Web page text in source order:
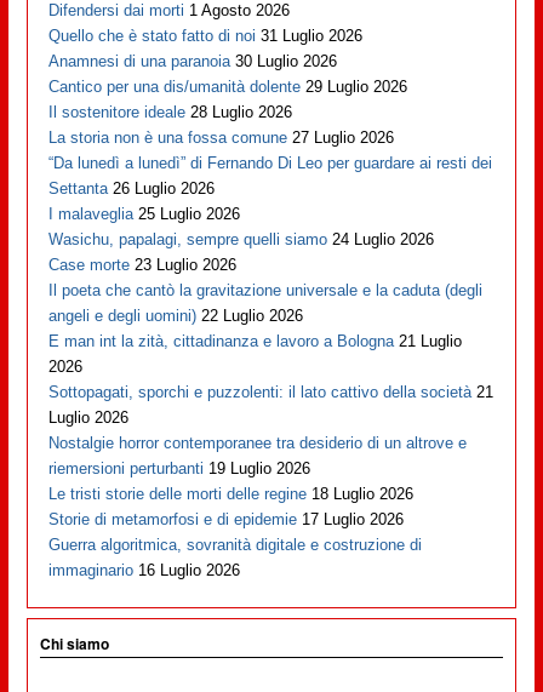
Difendersi dai morti 1 Agosto 2026
Quello che è stato fatto di noi 31 Luglio 2026
Anamnesi di una paranoia 30 Luglio 2026
Cantico per una dis/umanità dolente 29 Luglio 2026
Il sostenitore ideale 28 Luglio 2026
La storia non è una fossa comune 27 Luglio 2026
“Da lunedì a lunedì” di Fernando Di Leo per guardare ai resti dei
Settanta 26 Luglio 2026
I malaveglia 25 Luglio 2026
Wasichu, papalagi, sempre quelli siamo 24 Luglio 2026
Case morte 23 Luglio 2026
Il poeta che cantò la gravitazione universale e la caduta (degli
angeli e degli uomini) 22 Luglio 2026
E man int la zità, cittadinanza e lavoro a Bologna 21 Luglio
2026
Sottopagati, sporchi e puzzolenti: il lato cattivo della società 21
Luglio 2026
Nostalgie horror contemporanee tra desiderio di un altrove e
riemersioni perturbanti 19 Luglio 2026
Le tristi storie delle morti delle regine 18 Luglio 2026
Storie di metamorfosi e di epidemie 17 Luglio 2026
Guerra algoritmica, sovranità digitale e costruzione di
immaginario 16 Luglio 2026
Chi siamo